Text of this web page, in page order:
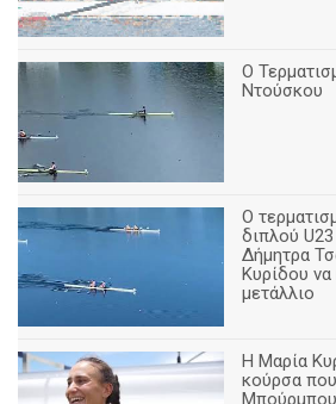
Ο
Ντούσκου
Ο
διπλού
Δήμητρα
Κυρίδου
μετάλλιο
Η Μαρία
κούρσα